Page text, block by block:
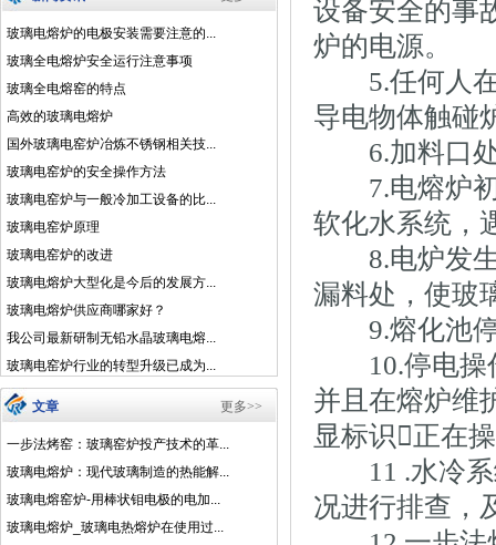
玻璃电熔炉的电极安装需要注意的...
玻璃全电熔炉安全运行注意事项
玻璃全电熔窑的特点
高效的玻璃电熔炉
国外玻璃电窑炉冶炼不锈钢相关技...
玻璃电窑炉的安全操作方法
玻璃电窑炉与一般冷加工设备的比...
玻璃电窑炉原理
玻璃电窑炉的改进
玻璃电熔炉大型化是今后的发展方...
玻璃电熔炉供应商哪家好？
我公司最新研制无铅水晶玻璃电熔...
玻璃电窑炉行业的转型升级已成为...
更多>>
文章
一步法烤窑：玻璃窑炉投产技术的革...
玻璃电熔炉：现代玻璃制造的热能解...
玻璃电熔窑炉-用棒状钼电极的电加...
玻璃电熔炉_玻璃电热熔炉在使用过...
设备安全的事
炉的电源。
5.任何人在
导电物体触碰
6.加料口处
7.电熔炉初
软化水系统，
8.电炉发生
漏料处，使玻
9.熔化池停
10.停电操作
并且在熔炉维
显标识正在
11 .水冷系
况进行排查，